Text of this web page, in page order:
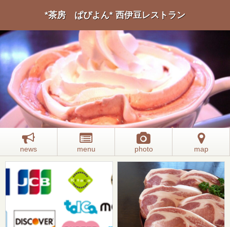
*茶房 ぱぴよん* 西伊豆レストラン
news menu photo map